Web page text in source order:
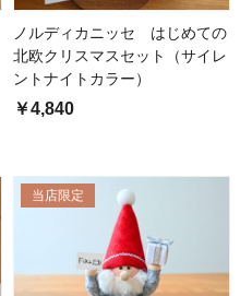
ノルディカニッセ はじめての
北欧クリスマスセット（サイレ
ントナイトカラー）
￥4,840
当店限定